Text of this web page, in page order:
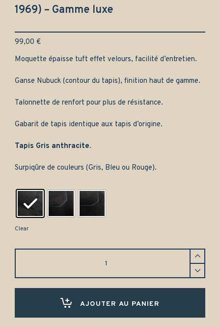
1969) – Gamme luxe
99,00 €
Moquette épaisse tuft effet velours, facilité d’entretien.
Ganse Nubuck (contour du tapis), finition haut de gamme.
Talonnette de renfort pour plus de résistance.
Gabarit de tapis identique aux tapis d’origine.
Tapis Gris anthracite.
Surpiqûre de couleurs (Gris, Bleu ou Rouge).
Clear
AJOUTER AU PANIER